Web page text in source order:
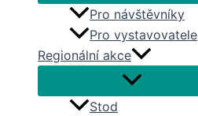
Pro návštěvníky
Pro vystavovatele
Regionální akce
Stod